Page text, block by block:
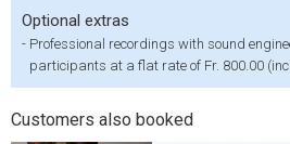
Optional extras
- Professional recordings with sound
participants at a flat rate of Fr. 800.00
Customers also booked